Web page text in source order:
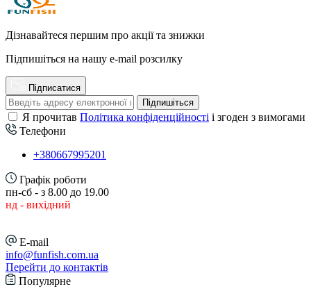
Дізнавайтеся першим про акції та знижки
Підпишіться на нашу e-mail розсилку
Підписатися
Підпишіться
Я прочитав Політика конфіденційності і згоден з вимогами
Телефони
+380667995201
Графік роботи
пн-сб - з 8.00 до 19.00
нд - вихідний
E-mail
info@funfish.com.ua
Перейти до контактів
Популярне